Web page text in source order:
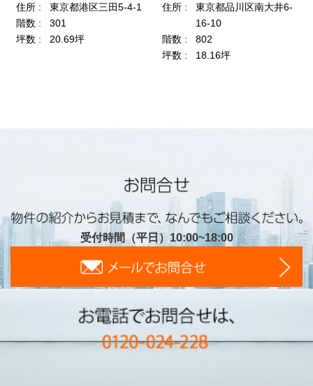
受付時間（平日）10:00~18:00